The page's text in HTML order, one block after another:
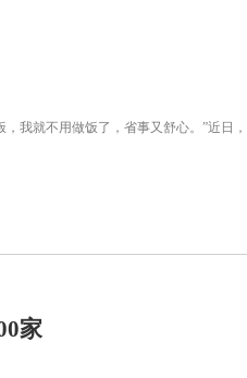
就不用做饭了，省事又舒心。”近日，
家